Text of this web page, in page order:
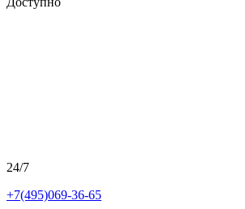
24/7
+7(495)069-36-65